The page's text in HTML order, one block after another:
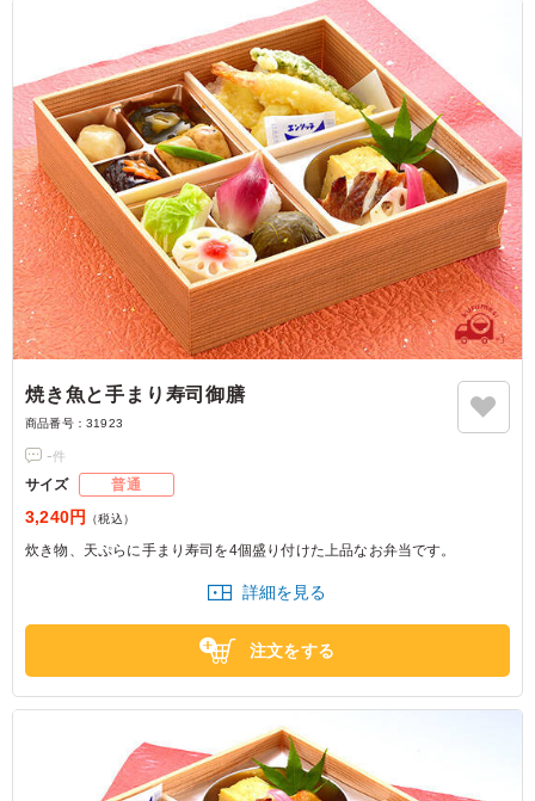
焼き魚と手まり寿司御膳
商品番号： 31923
-件
サイズ 普通
3,240円 （税込）
炊き物、天ぷらに手まり寿司を4個盛り付けた上品なお弁当です。
詳細を見る
注文をする